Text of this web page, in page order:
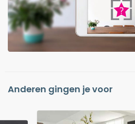
Anderen gingen je voor